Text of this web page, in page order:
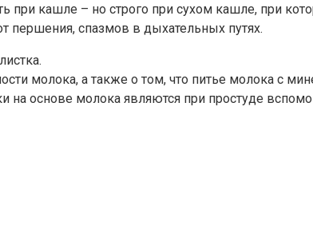
при кашле – но строго при сухом кашле, при
першения, спазмов в дыхательных путях.
молока, а также о том, что питье молока с
на основе молока являются при простуде